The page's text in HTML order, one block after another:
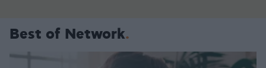
Best of Network